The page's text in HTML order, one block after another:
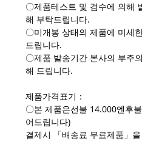
〇제품테스트 및 검수에 의해
해 부탁드립니다.
〇미개봉 상태의 제품에 미세
드립니다.
〇제품 발송기간 본사의 부주
해 드립니다.
제품가격표기：
〇본 제품은선불 14.000엔후
어드립니다)
결제시 「배송료 무료제품」